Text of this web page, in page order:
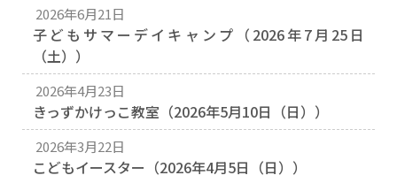
2026年6月21日
子どもサマーデイキャンプ（2026年7月25日
（土））
2026年4月23日
きっずかけっこ教室（2026年5月10日（日））
2026年3月22日
こどもイースター（2026年4月5日（日））